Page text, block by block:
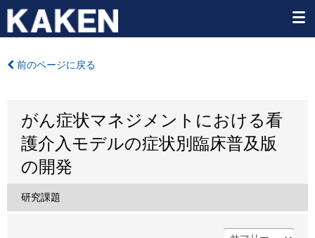
前のページに戻る
がん症状マネジメントにおける看
護介入モデルの症状別臨床普及版
の開発
研究課題